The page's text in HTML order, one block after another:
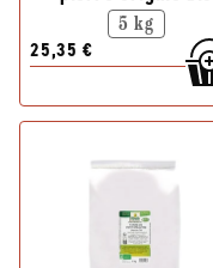
5 kg
25,35 €